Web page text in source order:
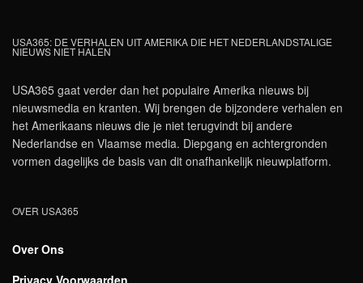
USA365: DE VERHALEN UIT AMERIKA DIE HET NEDERLANDSTALIGE
NIEUWS NIET HALEN
USA365 gaat verder dan het populaire Amerika nieuws bij
nieuwsmedia en kranten. Wij brengen de bijzondere verhalen en
het Amerikaans nieuws die je niet terugvindt bij andere
Nederlandse en Vlaamse media. Diepgang en achtergronden
vormen dagelijks de basis van dit onafhankelijk nieuwplatform.
OVER USA365
Over Ons